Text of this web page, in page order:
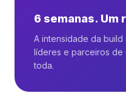
6 semanas. Um
A intensidade da build
líderes e parceiros de
toda.